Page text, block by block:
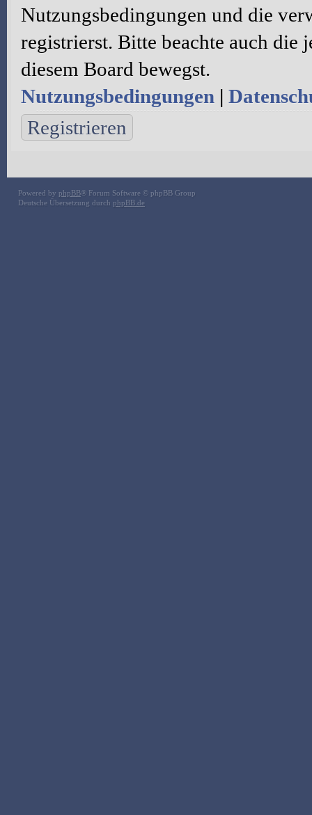
Nutzungsbedingungen und die
registrierst. Bitte beachte auch
diesem Board bewegst.
Nutzungsbedingungen |
Registrieren
Powered by phpBB® Forum Software © phpBB Group
Deutsche Übersetzung durch phpBB.de